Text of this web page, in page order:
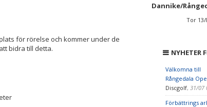
för rörelse och kommer under de
bidra till detta.
Dannike/
Tor 13/
NYHETER
Välkomna till
Rångedala
Discgolf, 31/07
Förbättrings